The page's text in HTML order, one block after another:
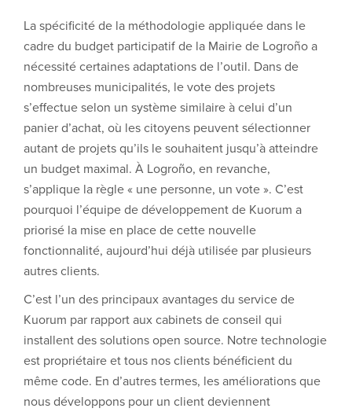
La spécificité de la méthodologie appliquée dans le
cadre du budget participatif de la Mairie de Logroño a
nécessité certaines adaptations de l’outil. Dans de
nombreuses municipalités, le vote des projets
s’effectue selon un système similaire à celui d’un
panier d’achat, où les citoyens peuvent sélectionner
autant de projets qu’ils le souhaitent jusqu’à atteindre
un budget maximal. À Logroño, en revanche,
s’applique la règle « une personne, un vote ». C’est
pourquoi l’équipe de développement de Kuorum a
priorisé la mise en place de cette nouvelle
fonctionnalité, aujourd’hui déjà utilisée par plusieurs
autres clients.
C’est l’un des principaux avantages du service de
Kuorum par rapport aux cabinets de conseil qui
installent des solutions open source. Notre technologie
est propriétaire et tous nos clients bénéficient du
même code. En d’autres termes, les améliorations que
nous développons pour un client deviennent